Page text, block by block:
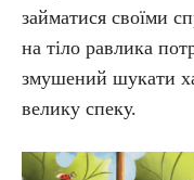
займатися своїми
на тіло равлика
змушений шукати
велику спеку.